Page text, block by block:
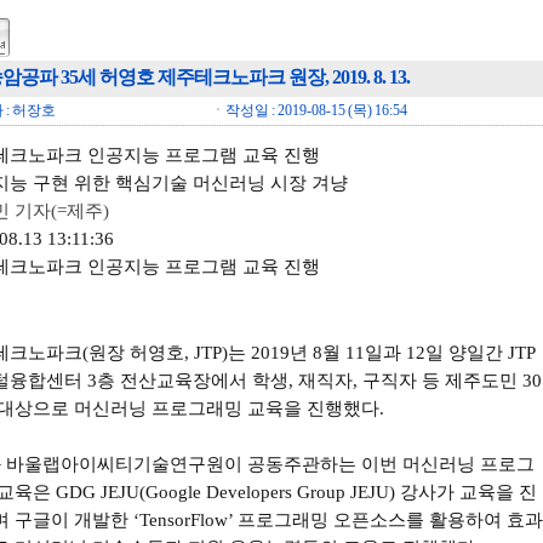
공파 35세 허영호 제주테크노파크 원장, 2019. 8. 13.
: 허장호 ㆍ작성일 : 2019-08-15 (목) 16:54
크노파크 인공지능 프로그램 교육 진행
능 구현 위한 핵심기술 머신러닝 시장 겨냥
기자(=제주)
13:11:36
크노파크 인공지능 프로그램 교육 진행
크노파크(원장 허영호, JTP)는 2019년 8월 11일과 12일 양일간 JTP
융합센터 3층 전산교육장에서 학생, 재직자, 구직자 등 제주도민 30
상으로 머신러닝 프로그래밍 교육을 진행했다.
바울랩아이씨티기술연구원이 공동주관하는 이번 머신러닝 프로그
육은 GDG JEJU(Google Developers Group JEJU) 강사가 교육을 진
구글이 개발한 ‘TensorFlow’ 프로그래밍 오픈소스를 활용하여 효과